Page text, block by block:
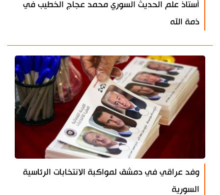
أستاذ علم الحديث السوري محمد عجاج الخطيب في
ذمة الله
وفد عراقي في دمشق لمواكبة الانتخابات الرئاسية
السورية